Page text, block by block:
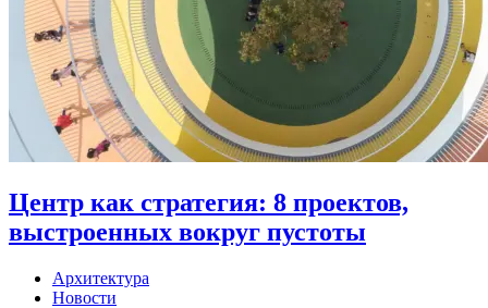
Центр как стратегия: 8 проектов,
выстроенных вокруг пустоты
Архитектура
Новости